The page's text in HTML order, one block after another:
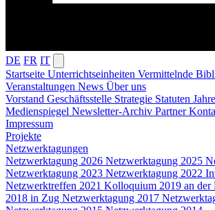
DE FR IT
Startseite Unterrichtseinheiten Vermittelnde
Veranstaltungen News Über uns
Vorstand Geschäftsstelle Strategie Statuten
Medienspiegel Newsletter-Archiv Partner
Impressum
Projekte
Netzwerktagungen
Netzwerktagung 2026 Netzwerktagung 2025
Netzwerktagung 2023 Netzwerktagung 2022
Netzwerktreffen 2021 Kolloquium 2019 an der
2018 in Zug Netzwerktagung 2017